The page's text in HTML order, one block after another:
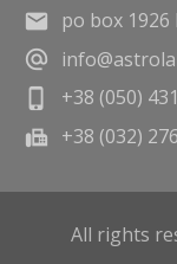
po box 1926
+38 (050)
+38 (032)
All rights